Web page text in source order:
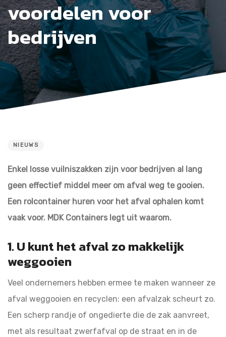
voordelen voor
bedrijven
PUBLISHED
NIEUWS
Enkel losse vuilniszakken zijn voor bedrijven al lang
geen effectief middel meer om afval weg te gooien.
Een rolcontainer huren voor het afval ophalen komt
vaak voor. MDK Containers legt uit waarom.
1. U kunt het afval zo makkelijk
weggooien
Veel ondernemers hebben ermee te maken wanneer ze
afval weggooien en recyclen: een afvalzak scheurt zo.
Een scherp randje of ongedierte die de zak aanvreet,
met als resultaat zwerfafval op de straat en in de